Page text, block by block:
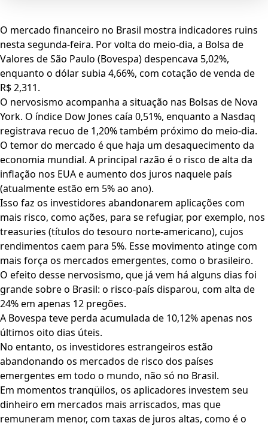
O mercado financeiro no Brasil mostra indicadores ruins
nesta segunda-feira. Por volta do meio-dia, a Bolsa de
Valores de São Paulo (Bovespa) despencava 5,02%,
enquanto o dólar subia 4,66%, com cotação de venda de
R$ 2,311.
O nervosismo acompanha a situação nas Bolsas de Nova
York. O índice Dow Jones caía 0,51%, enquanto a Nasdaq
registrava recuo de 1,20% também próximo do meio-dia.
O temor do mercado é que haja um desaquecimento da
economia mundial. A principal razão é o risco de alta da
inflação nos EUA e aumento dos juros naquele país
(atualmente estão em 5% ao ano).
Isso faz os investidores abandonarem aplicações com
mais risco, como ações, para se refugiar, por exemplo, nos
treasuries (títulos do tesouro norte-americano), cujos
rendimentos caem para 5%. Esse movimento atinge com
mais força os mercados emergentes, como o brasileiro.
O efeito desse nervosismo, que já vem há alguns dias foi
grande sobre o Brasil: o risco-país disparou, com alta de
24% em apenas 12 pregões.
A Bovespa teve perda acumulada de 10,12% apenas nos
últimos oito dias úteis.
No entanto, os investidores estrangeiros estão
abandonando os mercados de risco dos países
emergentes em todo o mundo, não só no Brasil.
Em momentos tranqüilos, os aplicadores investem seu
dinheiro em mercados mais arriscados, mas que
remuneram menor, com taxas de juros altas, como é o